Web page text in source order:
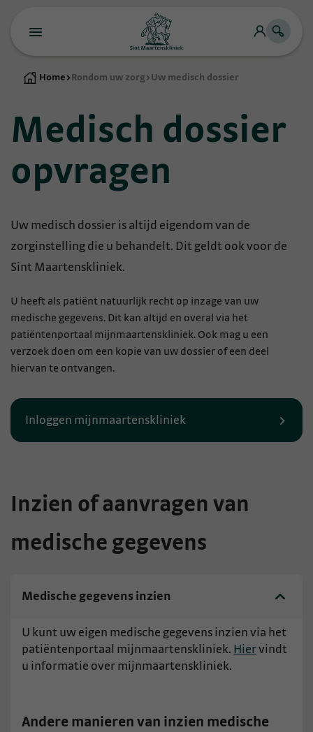
Home > Rondom uw zorg > Uw medisch dossier
Medisch dossier
opvragen
Uw medisch dossier is altijd eigendom van de
zorginstelling die u behandelt. Dit geldt ook voor de
Sint Maartenskliniek.
U heeft als patiënt natuurlijk recht op inzage van uw
medische gegevens. Dit kan altijd en overal via het
patiëntenportaal mijnmaartenskliniek. Ook mag u een
verzoek doen om een kopie van uw dossier of een deel
hiervan te ontvangen.
Inloggen mijnmaartenskliniek
Inzien of aanvragen van
medische gegevens
Medische gegevens inzien
U kunt uw eigen medische gegevens inzien via het
patiëntenportaal mijnmaartenskliniek. Hiervindt
u informatie over mijnmaartenskliniek.
Andere manieren van inzien medische